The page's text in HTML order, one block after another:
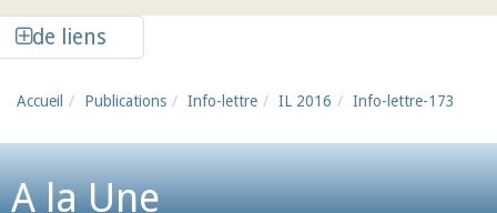
de liens
Accueil Publications Info-lettre IL 2016 Info-lettre-173
A la Une